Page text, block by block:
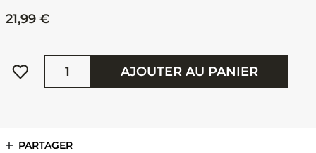
21,99 €
Quantité
AJOUTER AU PANIER
PARTAGER